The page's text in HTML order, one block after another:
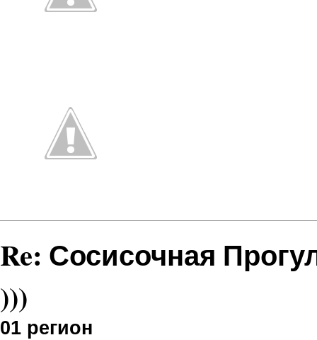
Re: Сосисочная
)))
01 регион